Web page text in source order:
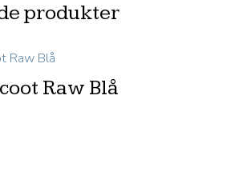
produkter
Raw Blå